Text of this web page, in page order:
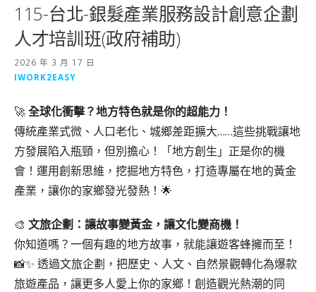
115-台北-銀髮產業服務設計創意企劃
人才培訓班(政府補助)
2026 年 3 月 17 日
IWORK2EASY
🚀全球化衝擊？地方特色就是你的超能力！
傳統產業式微、人口老化、城鄉差距擴大……這些挑戰讓地
方發展陷入瓶頸，但別擔心！「地方創生」正是你的機
會！運用創新思維，挖掘地方特色，打造專屬在地的黃金
產業，讓你的家鄉發光發熱！🌟
🎨 文旅企劃：讓故事變黃金，讓文化變商機！
你知道嗎？一個有趣的地方故事，就能讓遊客蜂擁而至！
📸✨ 透過文旅企劃，把歷史、人文、自然景觀轉化為爆款
旅遊產品，讓更多人愛上你的家鄉！創造觀光熱潮的同